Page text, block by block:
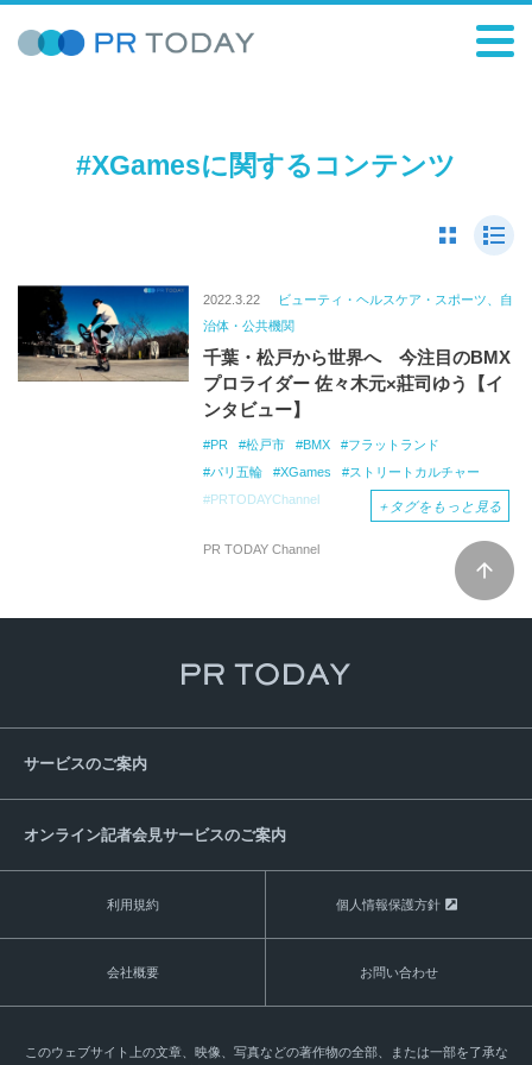
#XGamesに関するコンテンツ
2022.3.22
ビューティ・ヘルスケア・スポーツ、自
治体・公共機関
千葉・松戸から世界へ 今注目のBMX
プロライダー 佐々木元×莊司ゆう【イ
ンタビュー】
PR 松戸市 BMX
フラットランド
パリ五輪
XGames
ストリートカルチャー
PRTODAYChannel
＋ タグをもっと見る
PR TODAY Channel
サービスのご案内
オンライン記者会見サービスのご案内
利用規約 個人情報保護方針
会社概要 お問い合わせ
このウェブサイト上の文章、映像、写真などの著作物の全部、または一部を了承な